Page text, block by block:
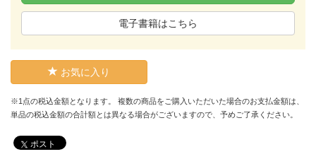
電子書籍はこちら
お気に入り
※1点の税込金額となります。 複数の商品をご購入いただいた場合のお支払金額は、
単品の税込金額の合計額とは異なる場合がございますので、予めご了承ください。
ポスト